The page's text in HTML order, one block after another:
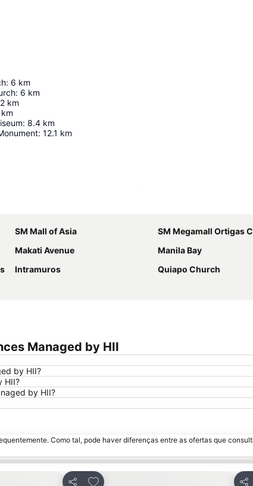
: 6 km
: 6 km
km
km
: 8.4 km
: 12.1 km
SM Mall of Asia
SM Megamall Ortigas
Makati Avenue
Manila Bay
Intramuros
Quiapo Church
Managed by HII
by HII?
HII?
by HII?
Como tal, pode haver diferenças entre as ofertas que
Adicionar aos favoritos